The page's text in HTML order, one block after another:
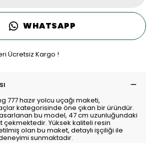
WHATSAPP
Ücretsiz Kargo !
777 hazır yolcu uçağı maketi,
kategorisinde öne çıkan bir üründür.
bu model, 47 cm uzunluğundaki
çekmektedir. Yüksek kaliteli resin
olan bu maket, detaylı işçiliği ile
sunmaktadır.